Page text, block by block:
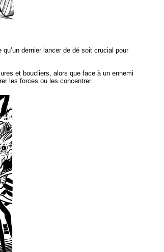
dernier lancer de dé soit crucial pour
et boucliers, alors que face à un ennemi
les forces ou les concentrer.